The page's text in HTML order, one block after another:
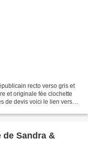
recto verso gris et
et originale fée clochette
de Sandra &